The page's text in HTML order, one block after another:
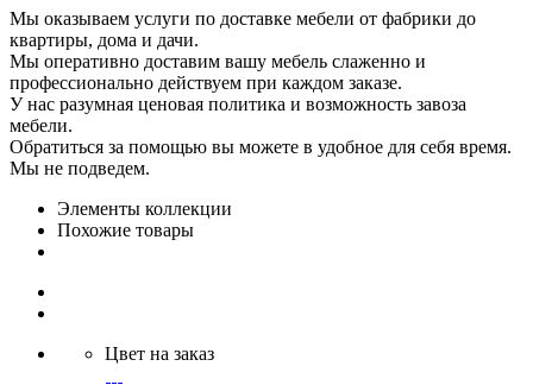
Мы оказываем услуги по доставке мебели от фабрики до
квартиры, дома и дачи.
Мы оперативно доставим вашу мебель слаженно и
профессионально действуем при каждом заказе.
У нас разумная ценовая политика и возможность завоза
мебели.
Обратиться за помощью вы можете в удобное для себя время.
Мы не подведем.
Элементы коллекции
Похожие товары
Цвет на заказ